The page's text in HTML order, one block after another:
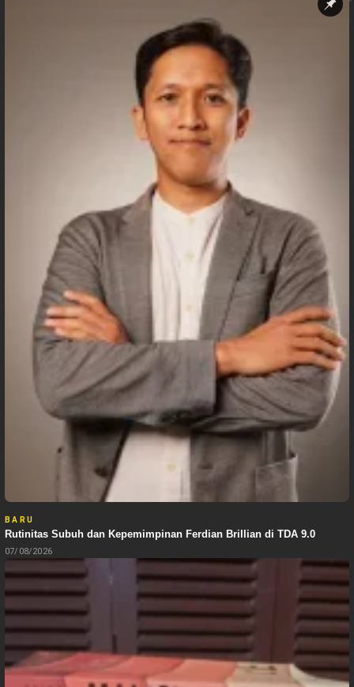
BARU
Rutinitas Subuh dan Kepemimpinan Ferdian Brillian di TDA 9.0
07/08/2026